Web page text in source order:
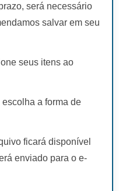
será necessário
salvar em seu
seus itens ao
a forma de
ficará disponível
enviado para o e-